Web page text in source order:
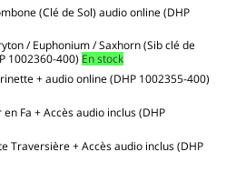
(Clé de Sol) audio online (DHP
/ Euphonium / Saxhorn (Sib clé de
1002360-400) En stock
+ audio online (DHP 1002355-400)
Fa + Accès audio inclus (DHP
Traversière + Accès audio inclus (DHP